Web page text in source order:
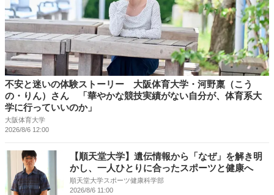
不安と迷いの体験ストーリー 大阪体育大学・河野稟（こう
の・りん）さん 「華やかな競技実績がない自分が、体育系大
学に行っていいのか」
大阪体育大学
2026/8/6 12:00
【順天堂大学】遺伝情報から「なぜ」を解き明
かし、一人ひとりに合ったスポーツと健康へ
順天堂大学スポーツ健康科学部
2026/8/6 11:00